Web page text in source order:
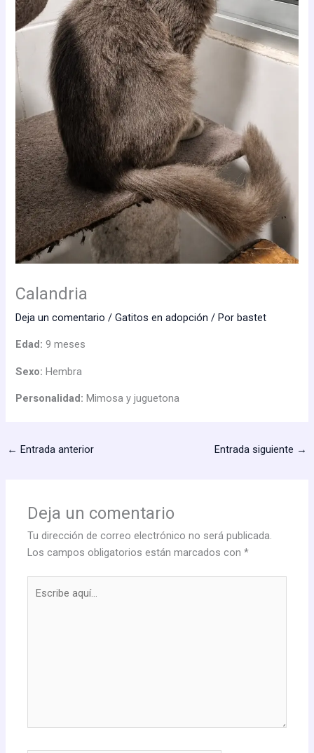
Calandria
Deja un comentario /Gatitos en adopción / Por bastet
Edad: 9 meses
Sexo: Hembra
Personalidad: Mimosa y juguetona
← Entrada anterior Entrada siguiente →
Deja un comentario
Tu dirección de correo electrónico no será publicada.
Los campos obligatorios están marcados con*
aquí...